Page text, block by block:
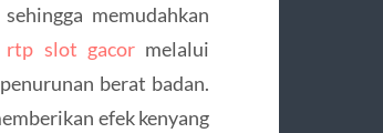
memudahkan
rtp slot gacormelalui
berat badan.
efek kenyang